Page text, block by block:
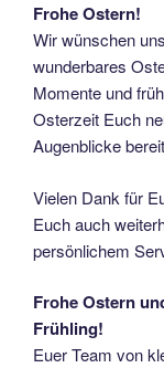
Frohe Ostern!
Wir wünschen
wunderbares
Momente und
Osterzeit Euch
Augenblicke
Vielen Dank für
Euch auch
persönlichem
Frohe Ostern
Frühling!
Euer Team von